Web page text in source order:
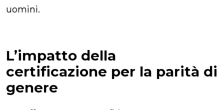
uomini.
L’impatto della
certificazione per la parità di
genere